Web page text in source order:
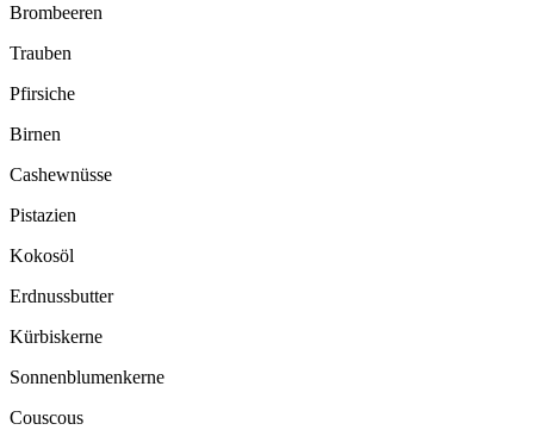
Brombeeren
Trauben
Pfirsiche
Birnen
Cashewnüsse
Pistazien
Kokosöl
Erdnussbutter
Kürbiskerne
Sonnenblumenkerne
Couscous